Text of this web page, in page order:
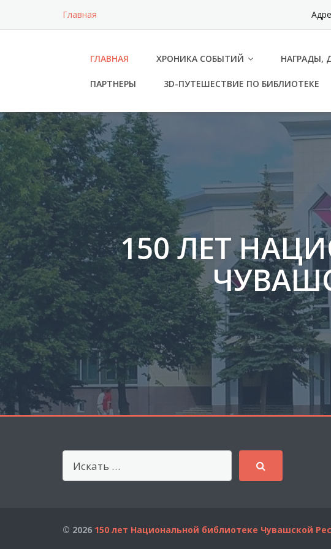
содержимому
Главная
ГЛАВНАЯ ХРОНИКА СОБЫТИЙ НАГРАДЫ,
ПАРТНЕРЫ 3D-ПУТЕШЕСТВИЕ ПО БИБЛИОТЕКЕ
150 ЛЕТ
© 2026 150 лет Национальной библиотеке Чувашской